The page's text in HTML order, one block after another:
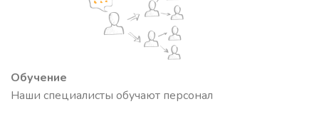
Обучение
Наши специалисты обучают персонал